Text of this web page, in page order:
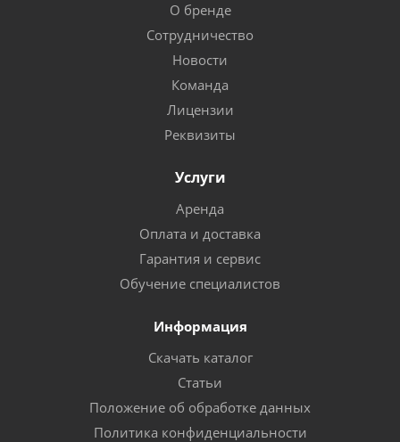
О бренде
Сотрудничество
Новости
Команда
Лицензии
Реквизиты
Услуги
Аренда
Оплата и доставка
Гарантия и сервис
Обучение специалистов
Информация
Скачать каталог
Статьи
Положение об обработке данных
Политика конфиденциальности